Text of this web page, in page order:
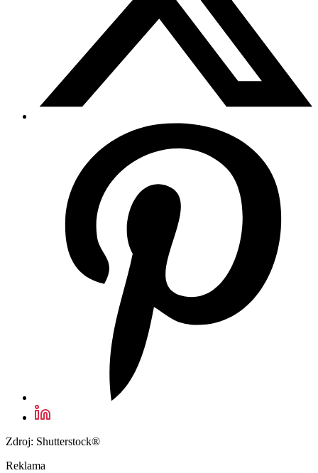
Zdroj: Shutterstock®
Reklama